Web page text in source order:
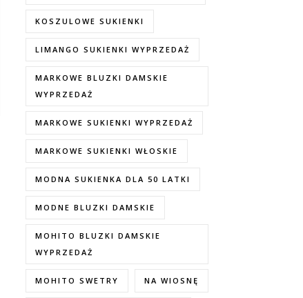
KOSZULOWE SUKIENKI
LIMANGO SUKIENKI WYPRZEDAŻ
MARKOWE BLUZKI DAMSKIE
WYPRZEDAŻ
MARKOWE SUKIENKI WYPRZEDAŻ
MARKOWE SUKIENKI WŁOSKIE
MODNA SUKIENKA DLA 50 LATKI
MODNE BLUZKI DAMSKIE
MOHITO BLUZKI DAMSKIE
WYPRZEDAŻ
MOHITO SWETRY NA WIOSNĘ